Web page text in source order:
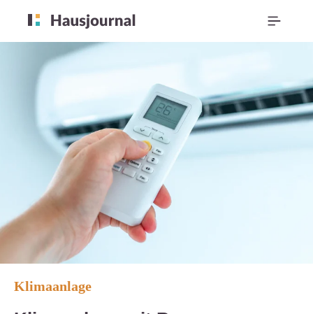
Klimaanlage